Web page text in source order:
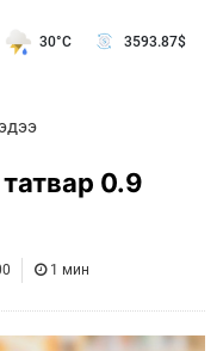
30°C 3593.87$
0.9
1 мин